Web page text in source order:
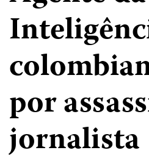
por
jornalista